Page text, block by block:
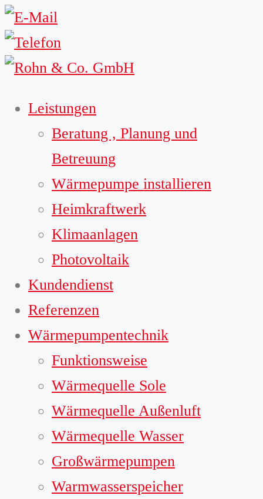
Leistungen
Beratung , Planung und
Betreuung
Wärmepumpe installieren
Heimkraftwerk
Klimaanlagen
Photovoltaik
Kundendienst
Referenzen
Wärmepumpentechnik
Funktionsweise
Wärmequelle Sole
Wärmequelle Außenluft
Wärmequelle Wasser
Großwärmepumpen
Warmwasserspeicher